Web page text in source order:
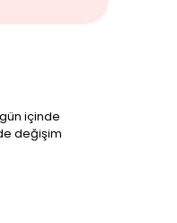
içinde
değişim